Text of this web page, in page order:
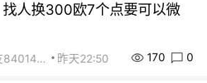
人换300欧7个点要可以微
街友84014588 昨天22:50 170 0